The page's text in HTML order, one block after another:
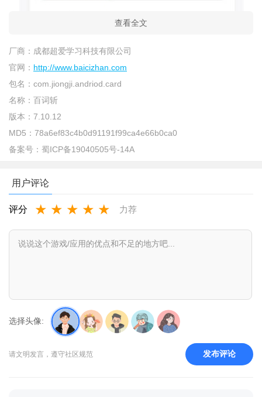
查看全文
厂商： 成都超爱学习科技有限公司
官网： http://www.baicizhan.com
包名： com.jiongji.andriod.card
名称： 百词斩
版本： 7.10.12
MD5： 78a6ef83c4b0d91191f99ca4e66b0ca0
备案号： 蜀ICP备19040505号-14A
用户评论
评分 ★ ★ ★ ★ ★ 力荐
选择头像:
请文明发言，遵守社区规范 发布评论